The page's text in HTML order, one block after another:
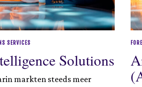
SERVICES
Solutions
markten steeds meer